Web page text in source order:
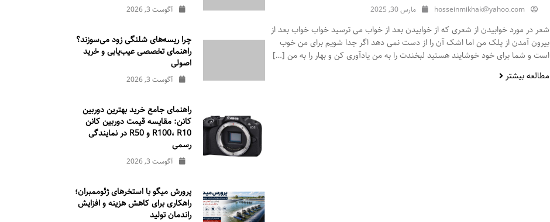
hosseinmikhak@yahoo.com مارس 30, 2025
شعر در مورد خوابیدن از شعری که از خوابیدن بعد از خواب می ترسید خواب خواب بعد از
بیرون آمدن از پلک من اما اشک آن را از دست نمی دهد اگر جدا شویم برای من خوب
است و شما برای خود خوشایند هستید لبخندت را به من یادآوری کن و بهار را به من […]
مطالعه بیشتر
آگوست 3, 2026
چرا ریسه‌های شلنگی زود می‌سوزند؟
راهنمای تخصصی عیب‌یابی و خرید
اصولی
آگوست 3, 2026
راهنمای جامع خرید بهترین دوربین
کانن: مقایسه قیمت دوربین کانن
R100، R10 و R50 در نمایندگی
رسمی
آگوست 3, 2026
پرورش میگو با استخرهای ژئوممبران؛
راهکاری برای کاهش هزینه و افزایش
راندمان تولید